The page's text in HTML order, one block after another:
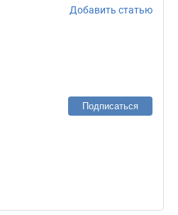
Добавить статью
Подписаться